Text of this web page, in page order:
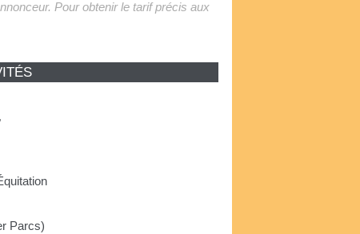
Pour obtenir le tarif précis aux
Parcs)